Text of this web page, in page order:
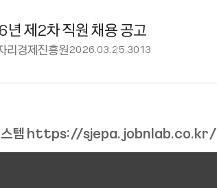
제2차 직원 채용 공고
리경제진흥원2026.03.25.3013
템https://sjepa.jobnlab.co.kr/